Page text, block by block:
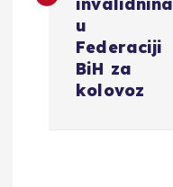
i
u
Federaciji
BiH za
kolovoz